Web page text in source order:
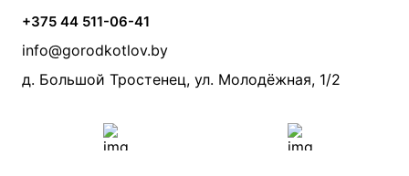
Камины и печи
Дымоходы
Акции
Производители
Монтаж систем отопления
Прайс по монтажу систем отопления
Проект систем отопления
+375 44 511-06-41
info@gorodkotlov.by
д. Большой Тростенец, ул. Молодёжная, 1/2